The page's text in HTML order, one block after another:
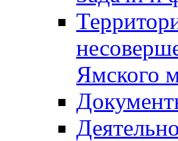
Ямского